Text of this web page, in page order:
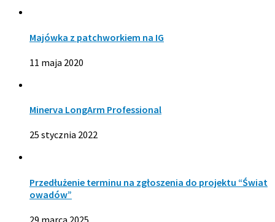
Majówka z patchworkiem na IG
11 maja 2020
Minerva LongArm Professional
25 stycznia 2022
Przedłużenie terminu na zgłoszenia do projektu “Świat
owadów”
29 marca 2025